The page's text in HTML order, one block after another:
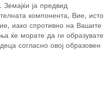
Земајќи ја предвид
компонента, Вие, исто
иако спротивно на Вашите
ќе морате да ги образувате
согласно овој образовен